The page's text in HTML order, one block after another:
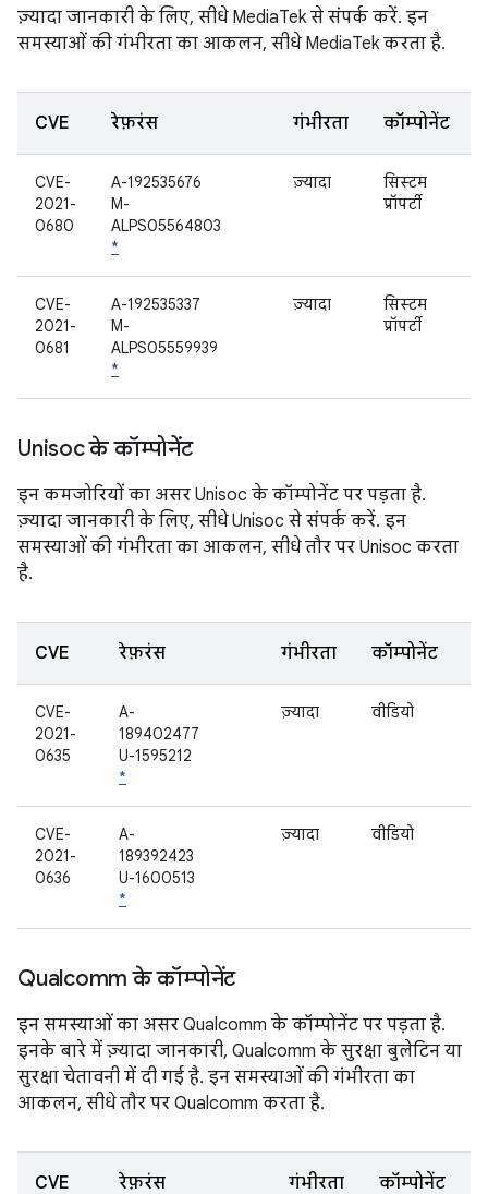
ज़्यादा जानकारी के लिए, सीधे MediaTek से संपर्क करें. इन
समस्याओं की गंभीरता का आकलन, सीधे MediaTek करता है.
CVE रेफ़रंस गंभीरता कॉम्पोनेंट
CVE-
2021-
0680
A-192535676
M-
ALPS05564803
*
ज़्यादा
सिस्टम
प्रॉपर्टी
CVE-
2021-
0681
A-192535337
M-
ALPS05559939
*
ज़्यादा
सिस्टम
प्रॉपर्टी
Unisoc के कॉम्पोनेंट
इन कमजोरियों का असर Unisoc के कॉम्पोनेंट पर पड़ता है.
ज़्यादा जानकारी के लिए, सीधे Unisoc से संपर्क करें. इन
समस्याओं की गंभीरता का आकलन, सीधे तौर पर Unisoc करता
है.
CVE रेफ़रंस गंभीरता कॉम्पोनेंट
CVE-
2021-
0635
A-
189402477
U-1595212
*
ज़्यादा वीडियो
CVE-
2021-
0636
A-
189392423
U-1600513
*
ज़्यादा वीडियो
Qualcomm के कॉम्पोनेंट
इन समस्याओं का असर Qualcomm के कॉम्पोनेंट पर पड़ता है.
इनके बारे में ज़्यादा जानकारी, Qualcomm के सुरक्षा बुलेटिन या
सुरक्षा चेतावनी में दी गई है. इन समस्याओं की गंभीरता का
आकलन, सीधे तौर पर Qualcomm करता है.
CVE रेफ़रंस गंभीरता कॉम्पोनेंट